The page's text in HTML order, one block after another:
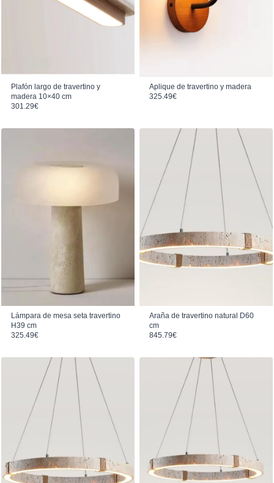
Plafón largo de travertino y
madera 10×40 cm
301.29€
Aplique de travertino y madera
325.49€
Lámpara de mesa seta travertino
H39 cm
325.49€
Araña de travertino natural D60
cm
845.79€